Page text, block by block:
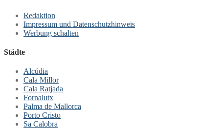
Redaktion
Impressum und Datenschutzhinweis
Werbung schalten
Städte
Alcúdia
Cala Millor
Cala Ratjada
Fornalutx
Palma de Mallorca
Porto Cristo
Sa Calobra